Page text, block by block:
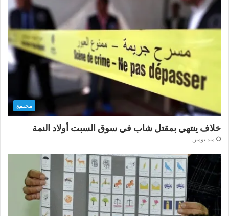
مجتمع
خلاف ينتهي بمقتل شاب في سوق السبت أولاد النمة
منذ يومين